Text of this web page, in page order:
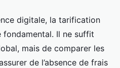
digitale, la tarification
Il ne suffit
mais de comparer les
de l’absence de frais